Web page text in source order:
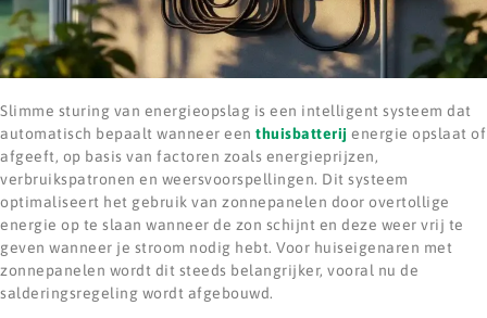
Slimme sturing van energieopslag is een intelligent systeem dat
automatisch bepaalt wanneer een thuisbatterij energie opslaat of
afgeeft, op basis van factoren zoals energieprijzen,
verbruikspatronen en weersvoorspellingen. Dit systeem
optimaliseert het gebruik van zonnepanelen door overtollige
energie op te slaan wanneer de zon schijnt en deze weer vrij te
geven wanneer je stroom nodig hebt. Voor huiseigenaren met
zonnepanelen wordt dit steeds belangrijker, vooral nu de
salderingsregeling wordt afgebouwd.